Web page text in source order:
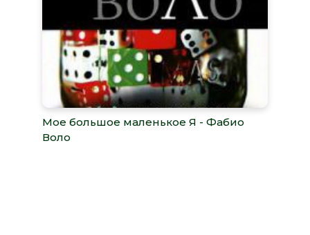
Мое большое маленькое Я - Фабио
Воло